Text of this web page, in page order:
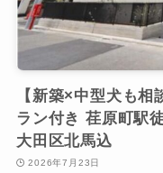
【新築×中型犬も
ラン付き 荏原町駅
大田区北馬込
2026年7月23日